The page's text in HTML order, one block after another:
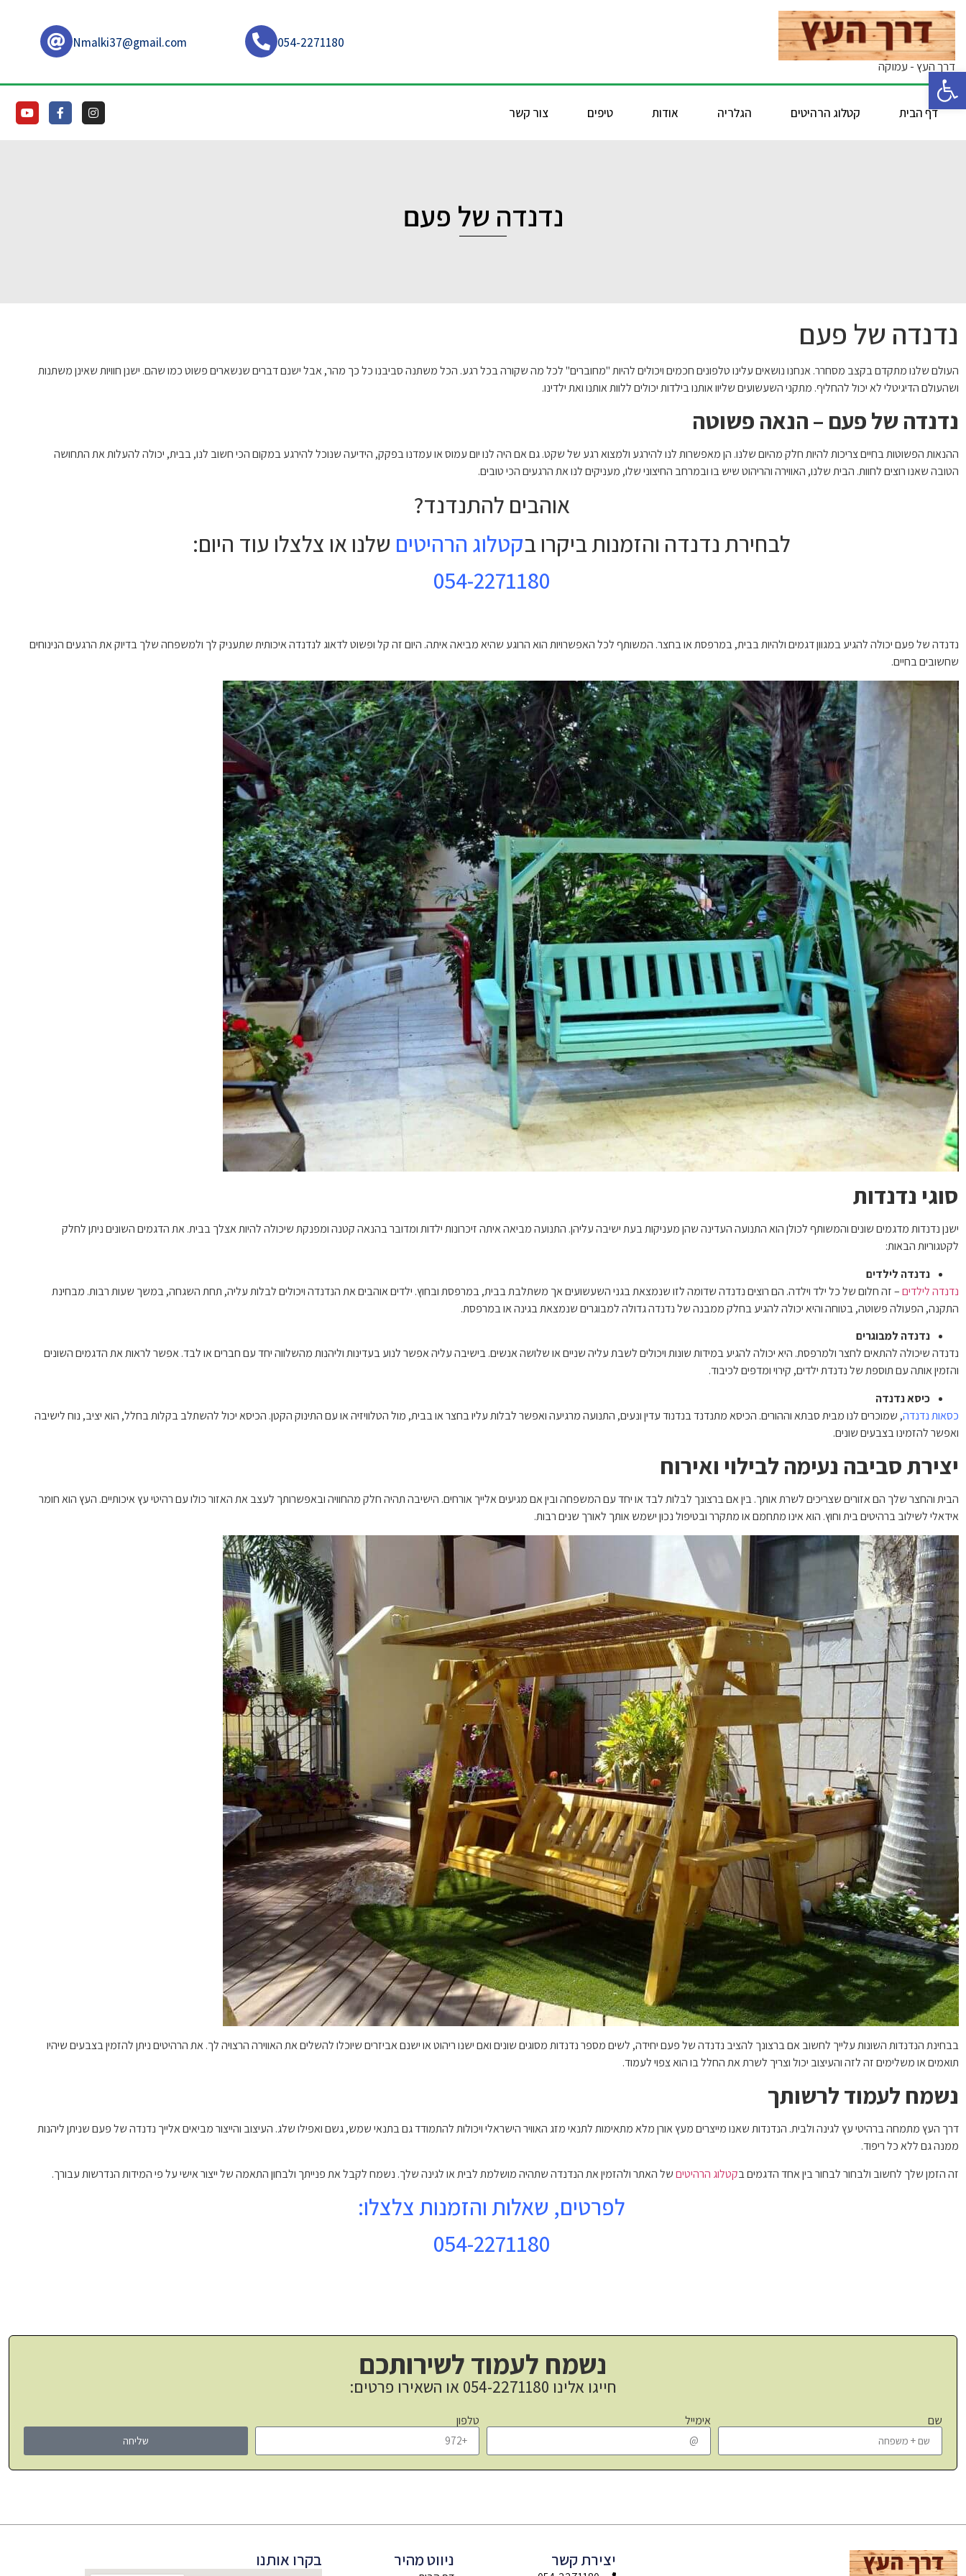
פתח סרגל נגישות
דרך העץ - עמוקה
054-2271180
Nmalki37@gmail.com
דף הבית קטלוג הרהיטים הגלריה אודות טיפים צור קשר
נדנדה של פעם
נדנדה של פעם
העולם שלנו מתקדם בקצב מסחרר. אנחנו נושאים עלינו טלפונים חכמים ויכולים להיות "מחוברים" לכל מה שקורה בכל רגע. הכל משתנה סביבנו כל כך מהר, אבל ישנם דברים שנשארים פשוט כמו שהם. ישנן חוויות שאינן משתנות
ושהעולם הדיגיטלי לא יכול להחליף. מתקני השעשועים שליוו אותנו בילדות יכולים ללוות אותנו ואת ילדינו.
נדנדה של פעם – הנאה פשוטה
ההנאות הפשוטות בחיים צריכות להיות חלק מהיום שלנו. הן מאפשרות לנו להירגע ולמצוא רגע של שקט. גם אם היה לנו יום עמוס או עמדנו בפקק, הידיעה שנוכל להירגע במקום הכי חשוב לנו, בבית, יכולה להעלות את התחושה
הטובה שאנו רוצים לחוות. הבית שלנו, האווירה והריהוט שיש בו ובמרחב החיצוני שלו, מעניקים לנו את הרגעים הכי טובים.
אוהבים להתנדנד?
לבחירת נדנדה והזמנות ביקרו בקטלוג הרהיטים שלנו או צלצלו עוד היום:
054-2271180
נדנדה של פעם יכולה להגיע במגוון דגמים ולהיות בבית, במרפסת או בחצר. המשותף לכל האפשרויות הוא הרוגע שהיא מביאה איתה. היום זה קל ופשוט לדאוג לנדנדה איכותית שתעניק לך ולמשפחה שלך בדיוק את הרגעים הנינוחים
שחשובים בחיים.
סוגי נדנדות
ישנן נדנדות מדגמים שונים והמשותף לכולן הוא התנועה העדינה שהן מעניקות בעת ישיבה עליהן. התנועה מביאה איתה זיכרונות ילדות ומדובר בהנאה קטנה ומפנקת שיכולה להיות אצלך בבית. את הדגמים השונים ניתן לחלק
לקטגוריות הבאות:
נדנדה לילדים
נדנדה לילדים– זה חלום של כל ילד וילדה. הם רוצים נדנדה שדומה לזו שנמצאת בגני השעשועים אך משתלבת בבית, במרפסת ובחוץ. ילדים אוהבים את הנדנדה ויכולים לבלות עליה, תחת השגחה, במשך שעות רבות. מבחינת
התקנה, הפעולה פשוטה, בטוחה והיא יכולה להגיע בחלק ממבנה של נדנדה גדולה למבוגרים שנמצאת בגינה או במרפסת.
נדנדה למבוגרים
נדנדה שיכולה להתאים לחצר ולמרפסת. היא יכולה להגיע במידות שונות ויכולים לשבת עליה שניים או שלושה אנשים. בישיבה עליה אפשר לנוע בעדינות וליהנות מהשלווה יחד עם חברים או לבד. אפשר לראות את הדגמים השונים
והזמין אותה עם תוספת של נדנדת ילדים, קירוי ומדפים לכיבוד.
כיסא נדנדה
כסאות נדנדה, שמוכרים לנו מבית סבתא וההורים. הכיסא מתנדנד בנדנוד עדין ונעים, התנועה מרגיעה ואפשר לבלות עליו בחצר או בבית, מול הטלוויזיה או עם התינוק הקטן. הכיסא יכול להשתלב בקלות בחלל, הוא יציב, נוח לישיבה
ואפשר להזמינו בצבעים שונים.
יצירת סביבה נעימה לבילוי ואירוח
הבית והחצר שלך הם אזורים שצריכים לשרת אותך. בין אם ברצונך לבלות לבד או יחד עם המשפחה ובין אם מגיעים אלייך אורחים. הישיבה תהיה חלק מהחוויה ובאפשרותך לעצב את האזור כולו עם רהיטי עץ איכותיים. העץ הוא חומר
אידאלי לשילוב ברהיטים בית וחוץ. הוא אינו מתחמם או מתקרר ובטיפול נכון ישמש אותך לאורך שנים רבות.
בבחינת הנדנדות השונות עלייך לחשוב אם ברצונך להציב נדנדה של פעם יחידה, לשים מספר נדנדות מסוגים שונים ואם ישנו ריהוט או ישנם אביזרים שיוכלו להשלים את האווירה הרצויה לך. את הרהיטים ניתן להזמין בצבעים שיהיו
תואמים או משלימים זה לזה והעיצוב יכול וצריך לשרת את החלל בו הוא צפוי לעמוד.
נשמח לעמוד לרשותך
דרך העץ מתמחה ברהיטי עץ לגינה ולבית. הנדנדות שאנו מייצרים מעץ אורן מלא מתאימות לתנאי מזג האוויר הישראלי ויכולות להתמודד גם בתנאי שמש, גשם ואפילו שלג. העיצוב והייצור מביאים אלייך נדנדה של פעם שניתן ליהנות
ממנה גם ללא כל ריפוד.
זה הזמן שלך לחשוב ולבחור לבחור בין אחד הדגמים בקטלוג הרהיטיםשל האתר ולהזמין את הנדנדה שתהיה מושלמת לבית או לגינה שלך. נשמח לקבל את פנייתך ולבחון התאמה של ייצור אישי על פי המידות הנדרשות עבורך.
לפרטים, שאלות והזמנות צלצלו:
054-2271180
נשמח לעמוד לשירותכם
חייגו אלינו 054-2271180 או השאירו פרטים:
שם אימייל טלפון
שליחה
יצירת קשר ניווט מהיר בקרו אותנו